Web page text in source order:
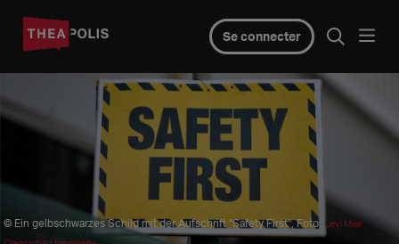
Se connecter
© Ein gelbschwarzes Schild mit der Aufschrift "Safety First", Foto: Levi Meir